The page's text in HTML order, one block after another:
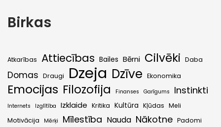
Birkas
Atkarības Attiecības Bailes Bērni Cilvēki Daba
Domas Draugi Dzeja Dzīve Ekonomika
Emocijas Filozofija Finanses Garīgums Instinkti
Internets Izglītība Izklaide Kritika Kultūra Kļūdas Meli
Motivācija
Mērķi Mīlestība Nauda Nākotne Padomi